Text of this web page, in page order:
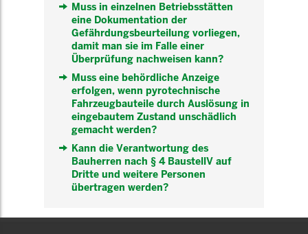
Muss in einzelnen Betriebsstätten
eine Dokumentation der
Gefährdungsbeurteilung vorliegen,
damit man sie im Falle einer
Überprüfung nachweisen kann?
Muss eine behördliche Anzeige
erfolgen, wenn pyrotechnische
Fahrzeugbauteile durch Auslösung in
eingebautem Zustand unschädlich
gemacht werden?
Kann die Verantwortung des
Bauherren nach § 4 BaustellV auf
Dritte und weitere Personen
übertragen werden?